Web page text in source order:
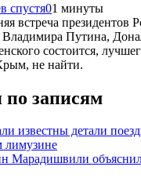
спустя01 минуты
встреча президентов
Путина,
состоится,
не найти.
записям
известны детали
лимузине
Марадишвили